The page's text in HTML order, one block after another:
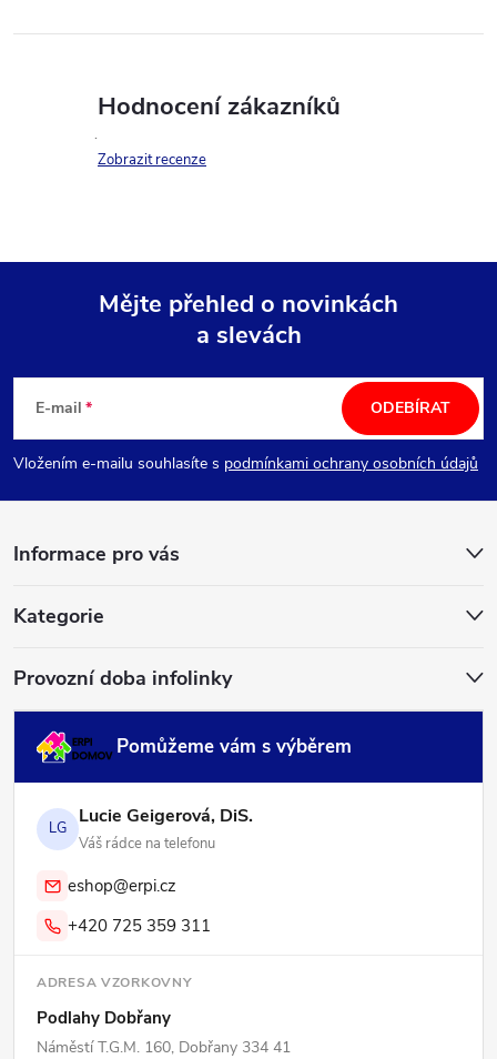
Hodnocení zákazníků
Zobrazit recenze
p
a
Mějte přehled o novinkách
a slevách
E-mail
Vložením e-mailu souhlasíte s podmínkami ochrany osobních údajů
ODEBÍRAT
Informace pro vás
Kategorie
Provozní doba infolinky
Pomůžeme vám s výběrem
LG Lucie Geigerová, DiS.
Váš rádce na telefonu
eshop@erpi.cz
+420 725 359 311
ADRESA VZORKOVNY
Podlahy Dobřany
Náměstí T.G.M. 160, Dobřany 334 41